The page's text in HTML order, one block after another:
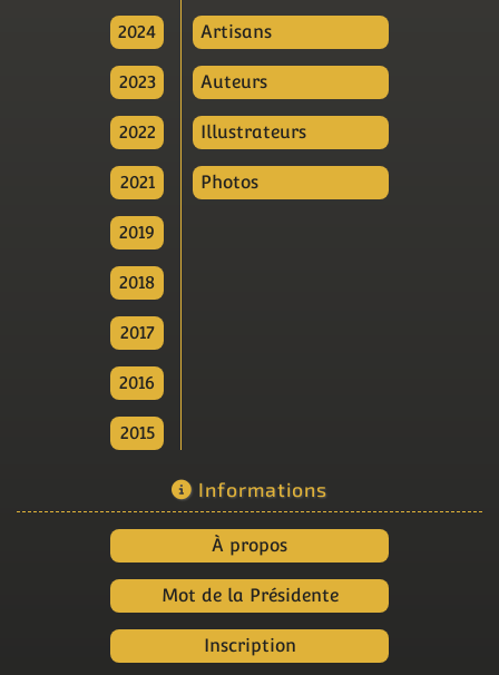
2024
2023
2022
2021
2019
2018
2017
2016
2015
Artisans
Auteurs
Illustrateurs
Photos
Informations
À propos
Mot de la Présidente
Inscription